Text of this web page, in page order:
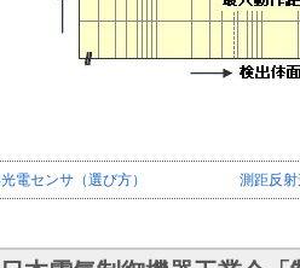
センサ（選び方） 測距反